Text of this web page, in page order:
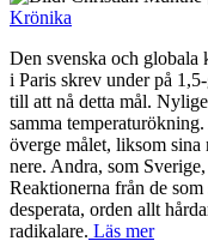
Krönika
Den svenska och globala
i Paris skrev under på
till att nå detta mål.
samma
överge målet, liksom sina
nere. Andra, som
Reaktionerna från de
desperata, orden allt
radikalare. Läs mer